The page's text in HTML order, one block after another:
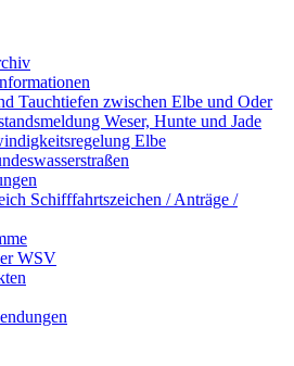
Tauchtiefen zwischen Elbe und Oder
Weser, Hunte und Jade
Elbe
Schifffahrtszeichen / Anträge /
WSV